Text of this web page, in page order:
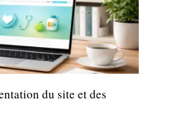
du site et des